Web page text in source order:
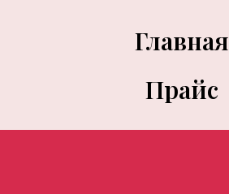
Главная
Прайс